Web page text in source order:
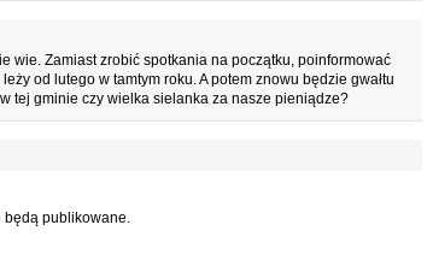
wie. Zamiast zrobić spotkania na początku, poinformować
od lutego w tamtym roku. A potem znowu będzie gwałtu
tej gminie czy wielka sielanka za nasze pieniądze?
będą publikowane.